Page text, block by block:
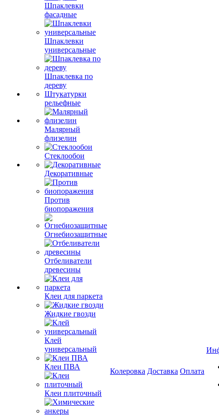
Шпаклевки
фасадные
Шпаклевки
универсальные
Шпаклевка по
дереву
Штукатурки
рельефные
Малярный
флизелин
Стеклообои
Декоративные
Против
биопоражения
Огнебиозащитные
Отбеливатели
древесины
Клеи для паркета
Жидкие гвозди
Клей
универсальный
Клеи ПВА
Клеи плиточный
Колеровка Доставка Оплата